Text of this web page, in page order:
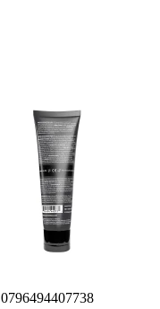
0796494407738